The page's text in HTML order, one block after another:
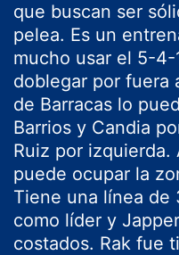
que buscan ser
pelea. Es un
mucho usar el 5-
doblegar por fuera
de Barracas lo
Barrios y Candia
Ruiz por
puede ocupar la
Tiene una línea de
como líder y
costados. Rak fue